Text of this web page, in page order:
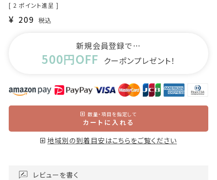
[ 2 ポイント進呈 ]
¥ 209 税込
新規会員登録で…
500円OFF クーポンプレゼント！
数量・項目を指定して
カートに入れる
地域別の到着目安はこちらをご覧ください
レビューを書く